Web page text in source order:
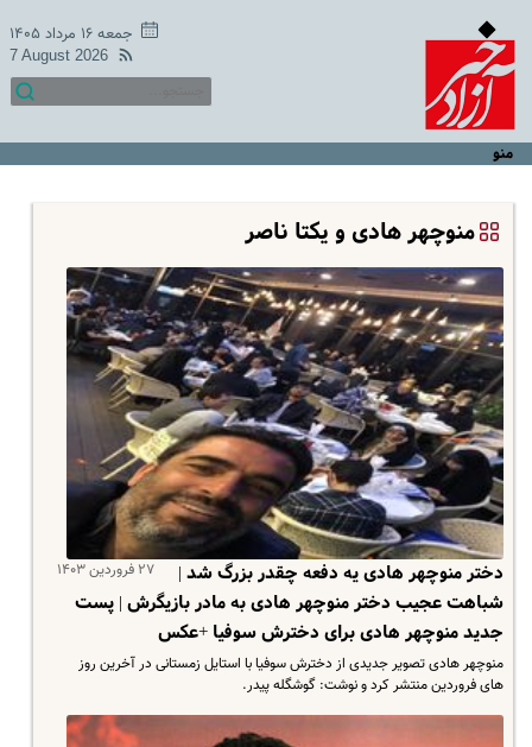
جمعه ۱۶ مرداد ۱۴۰۵
7 August 2026
منو
منوچهر هادی و یکتا ناصر
۲۷ فروردین ۱۴۰۳
دختر منوچهر هادی یه دفعه چقدر بزرگ شد |
شباهت عجیب دختر منوچهر هادی به مادر بازیگرش | پست
جدید منوچهر هادی برای دخترش سوفیا +عکس
منوچهر هادی تصویر جدیدی از دخترش سوفیا با استایل زمستانی در آخرین روز
های فروردین منتشر کرد و نوشت: گوشگله پیدر.